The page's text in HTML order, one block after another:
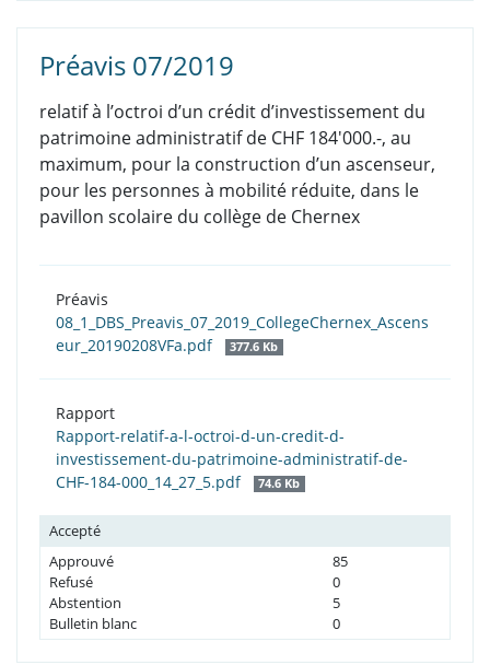
Préavis 07/2019
relatif à l’octroi d’un crédit d’investissement du
patrimoine administratif de CHF 184'000.-, au
maximum, pour la construction d’un ascenseur,
pour les personnes à mobilité réduite, dans le
pavillon scolaire du collège de Chernex
Préavis
08_1_DBS_Preavis_07_2019_CollegeChernex_Ascens
eur_20190208VFa.pdf
377.6 Kb
Rapport
Rapport-relatif-a-l-octroi-d-un-credit-d-
investissement-du-patrimoine-administratif-de-
CHF-184-000_14_27_5.pdf
74.6 Kb
Accepté
Approuvé
85
Refusé
0
Abstention
5
Bulletin blanc
0